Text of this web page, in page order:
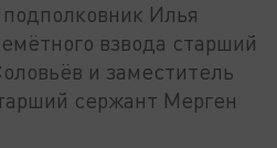
Илья
взвода старший
и заместитель
сержант Мерген